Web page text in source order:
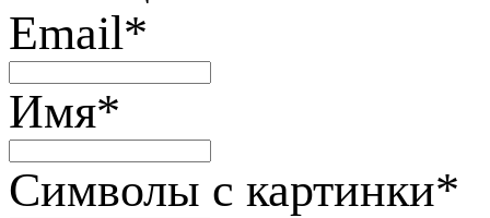
Email*
Имя*
Символы с картинки*